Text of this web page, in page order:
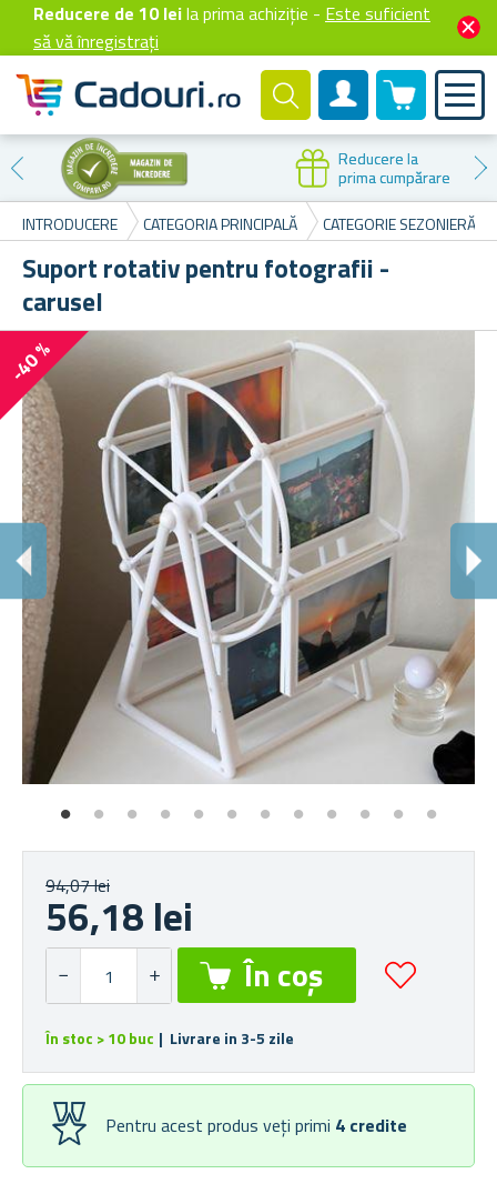
Reducere de 10 leila prima achiziție - Este suficient
să vă înregistrați
Cont client
0 produselor
Reducere la
prima cumpărare
INTRODUCERE CATEGORIA PRINCIPALĂ CATEGORIE SEZONIERĂ
Suport rotativ pentru fotografii -
carusel
-40 %
94,07 lei
56,18 lei
În stoc > 10 buc | Livrare in 3-5 zile
Pentru acest produs veți primi 4 credite